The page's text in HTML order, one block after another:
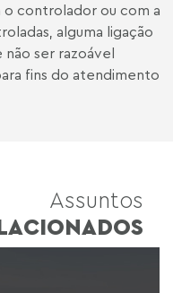
controlador ou com a
alguma ligação
ser razoável
fins do atendimento
Assuntos